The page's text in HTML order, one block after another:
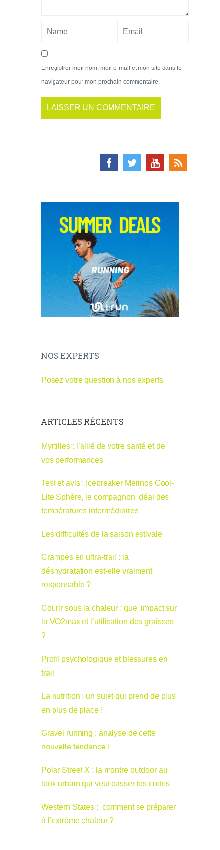
Enregistrer mon nom, mon e-mail et mon site dans le
navigateur pour mon prochain commentaire.
NOS EXPERTS
Posez votre question à nos experts
ARTICLES RÉCENTS
Myrtilles : l’allié de votre santé et de
vos performances
Test et avis : Icebreaker Merinos Cool-
Lite Sphère, le compagnon idéal des
températures intermédiaires
Les difficultés de la saison estivale
Crampes en ultra-trail : la
déshydratation est-elle vraiment
responsable ?
Courir sous la chaleur : quel impact sur
la VO2max et l’utilisation des graisses
?
Profil psychologique et blessures en
trail
La nutrition : un sujet qui prend de plus
en plus de place !
Gravel running : analyse de cette
nouvelle tendance !
Polar Street X : la montre outdoor au
look urbain qui veut casser les codes
Western States : comment se préparer
à l’extrême chaleur ?